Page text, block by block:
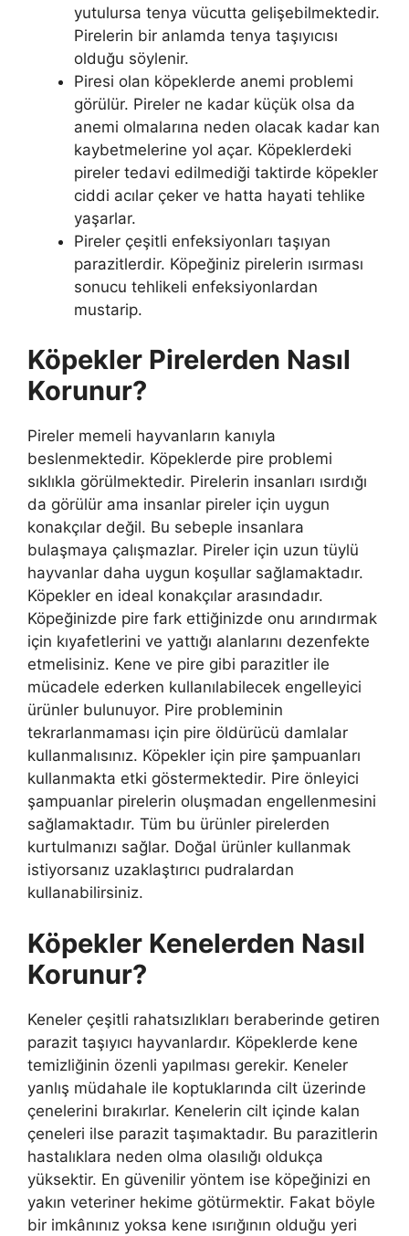
yutulursa tenya vücutta gelişebilmektedir.
Pirelerin bir anlamda tenya taşıyıcısı
olduğu söylenir.
Piresi olan köpeklerde anemi problemi
görülür. Pireler ne kadar küçük olsa da
anemi olmalarına neden olacak kadar kan
kaybetmelerine yol açar. Köpeklerdeki
pireler tedavi edilmediği taktirde köpekler
ciddi acılar çeker ve hatta hayati tehlike
yaşarlar.
Pireler çeşitli enfeksiyonları taşıyan
parazitlerdir. Köpeğiniz pirelerin ısırması
sonucu tehlikeli enfeksiyonlardan
mustarip.
Köpekler Pirelerden Nasıl
Korunur?
Pireler memeli hayvanların kanıyla
beslenmektedir. Köpeklerde pire problemi
sıklıkla görülmektedir. Pirelerin insanları ısırdığı
da görülür ama insanlar pireler için uygun
konakçılar değil. Bu sebeple insanlara
bulaşmaya çalışmazlar. Pireler için uzun tüylü
hayvanlar daha uygun koşullar sağlamaktadır.
Köpekler en ideal konakçılar arasındadır.
Köpeğinizde pire fark ettiğinizde onu arındırmak
için kıyafetlerini ve yattığı alanlarını dezenfekte
etmelisiniz. Kene ve pire gibi parazitler ile
mücadele ederken kullanılabilecek engelleyici
ürünler bulunuyor. Pire probleminin
tekrarlanmaması için pire öldürücü damlalar
kullanmalısınız. Köpekler için pire şampuanları
kullanmakta etki göstermektedir. Pire önleyici
şampuanlar pirelerin oluşmadan engellenmesini
sağlamaktadır. Tüm bu ürünler pirelerden
kurtulmanızı sağlar. Doğal ürünler kullanmak
istiyorsanız uzaklaştırıcı pudralardan
kullanabilirsiniz.
Köpekler Kenelerden Nasıl
Korunur?
Keneler çeşitli rahatsızlıkları beraberinde getiren
parazit taşıyıcı hayvanlardır. Köpeklerde kene
temizliğinin özenli yapılması gerekir. Keneler
yanlış müdahale ile koptuklarında cilt üzerinde
çenelerini bırakırlar. Kenelerin cilt içinde kalan
çeneleri ilse parazit taşımaktadır. Bu parazitlerin
hastalıklara neden olma olasılığı oldukça
yüksektir. En güvenilir yöntem ise köpeğinizi en
yakın veteriner hekime götürmektir. Fakat böyle
bir imkânınız yoksa kene ısırığının olduğu yeri